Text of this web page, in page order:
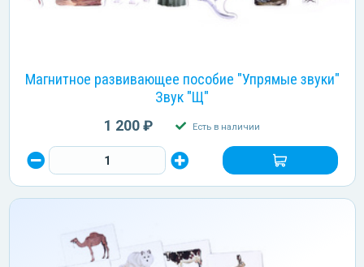
Магнитное развивающее пособие "Упрямые звуки"
Звук "Щ"
1 200 ₽ Есть в наличии